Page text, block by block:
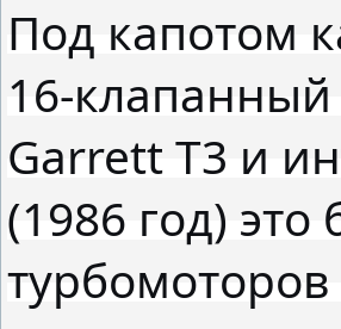
Под капотом
16-клапанный
Garrett T3 и
(1986 год)